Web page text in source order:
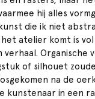
hij alles
die ik niet
atelier komt is
verhaal. Organische
of silhouet
na de
kunstenaar in een